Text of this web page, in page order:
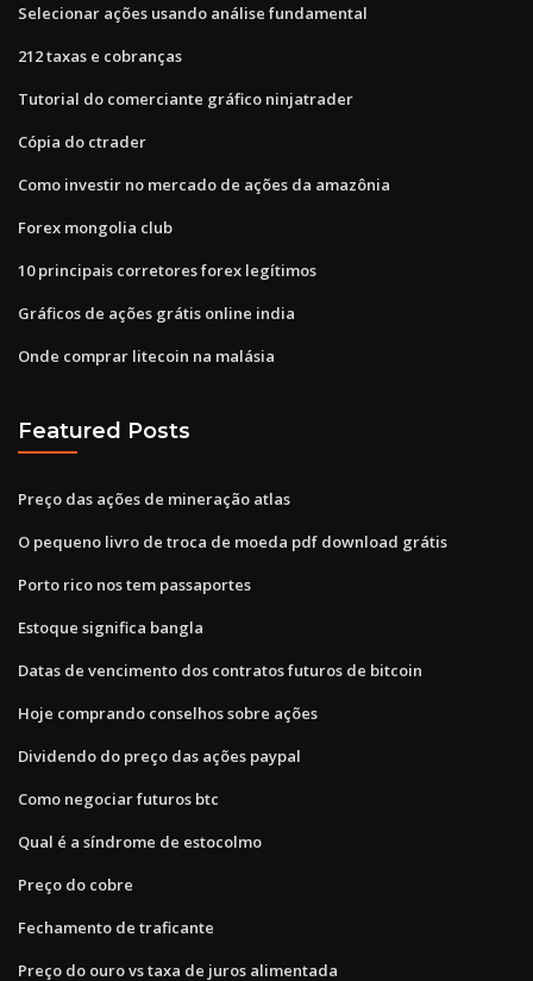
Selecionar ações usando análise fundamental
212 taxas e cobranças
Tutorial do comerciante gráfico ninjatrader
Cópia do ctrader
Como investir no mercado de ações da amazônia
Forex mongolia club
10 principais corretores forex legítimos
Gráficos de ações grátis online india
Onde comprar litecoin na malásia
Featured Posts
Preço das ações de mineração atlas
O pequeno livro de troca de moeda pdf download grátis
Porto rico nos tem passaportes
Estoque significa bangla
Datas de vencimento dos contratos futuros de bitcoin
Hoje comprando conselhos sobre ações
Dividendo do preço das ações paypal
Como negociar futuros btc
Qual é a síndrome de estocolmo
Preço do cobre
Fechamento de traficante
Preço do ouro vs taxa de juros alimentada